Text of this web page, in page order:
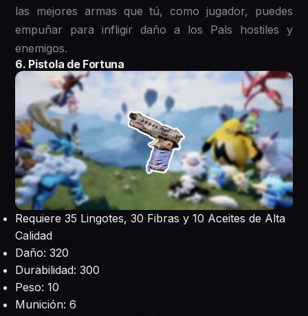
las mejores armas que tú, como jugador, puedes
empuñar para infligir daño a los Pals hostiles y
enemigos.
6. Pistola de Fortuna
Requiere 35 Lingotes, 30 Fibras y 10 Aceites de Alta
Calidad
Daño: 320
Durabilidad: 300
Peso: 10
Munición: 6